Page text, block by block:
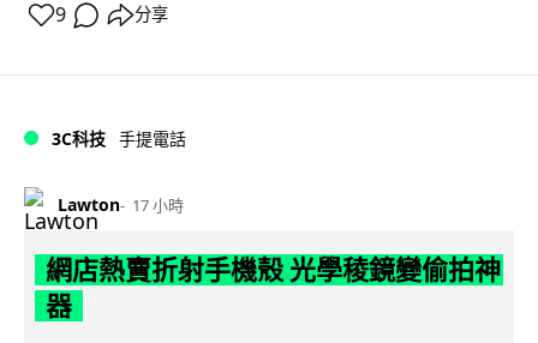
9 分享
3C科技 手提電話
Lawton 17 小時
網店熱賣折射手機殼 光學稜鏡變偷拍神
器